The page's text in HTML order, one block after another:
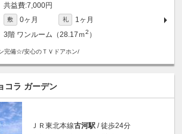
7,000円
敷 0ヶ月 礼
1ヶ月
3階 ワンルーム（28.17ｍ2 ）
完備☆/安心のＴＶドアホン/
コラ ガーデン
ＪＲ東北本線古河駅 / 徒歩24分